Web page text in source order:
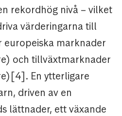
rekordhög nivå – vilket
värderingarna till
marknader
och tillväxtmarknader
En ytterligare
driven av en
lättnader, ett växande